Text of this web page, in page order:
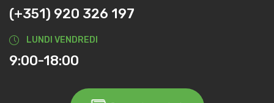
(+351) 920 326 197
LUNDI VENDREDI
9:00-18:00